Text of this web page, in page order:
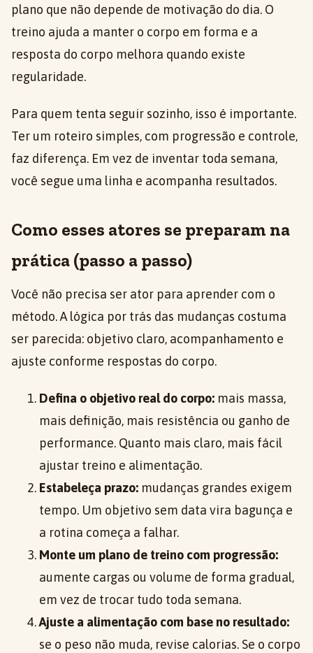
plano que não depende de motivação do dia. O
treino ajuda a manter o corpo em forma e a
resposta do corpo melhora quando existe
regularidade.
Para quem tenta seguir sozinho, isso é importante.
Ter um roteiro simples, com progressão e controle,
faz diferença. Em vez de inventar toda semana,
você segue uma linha e acompanha resultados.
Como esses atores se preparam na
prática (passo a passo)
Você não precisa ser ator para aprender com o
método. A lógica por trás das mudanças costuma
ser parecida: objetivo claro, acompanhamento e
ajuste conforme respostas do corpo.
Defina o objetivo real do corpo: mais massa,
mais definição, mais resistência ou ganho de
performance. Quanto mais claro, mais fácil
ajustar treino e alimentação.
Estabeleça prazo: mudanças grandes exigem
tempo. Um objetivo sem data vira bagunça e
a rotina começa a falhar.
Monte um plano de treino com progressão:
aumente cargas ou volume de forma gradual,
em vez de trocar tudo toda semana.
Ajuste a alimentação com base no resultado:
se o peso não muda, revise calorias. Se o corpo